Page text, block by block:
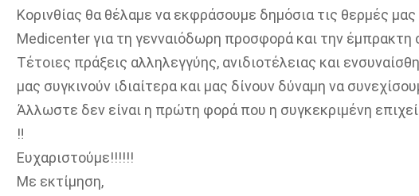
Κορινθίας θα θέλαμε να εκφράσουμε δημόσια τις θερμές
Medicenter για τη γενναιόδωρη προσφορά και την έμπρακτη
Τέτοιες πράξεις αλληλεγγύης, ανιδιοτέλειας και
μας συγκινούν ιδιαίτερα και μας δίνουν δύναμη να
Άλλωστε δεν είναι η πρώτη φορά που η συγκεκριμένη
‼️
Ευχαριστούμε!!!!!!
Με εκτίμηση,